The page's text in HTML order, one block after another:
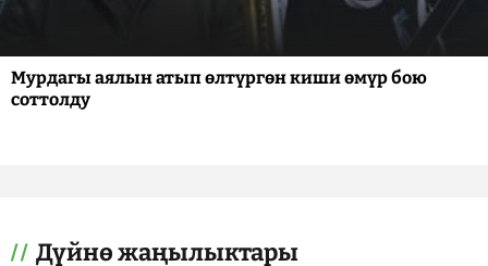
Мурдагы аялын атып өлтүргөн киши өмүр бою
соттолду
Дүйнө жаңылыктары